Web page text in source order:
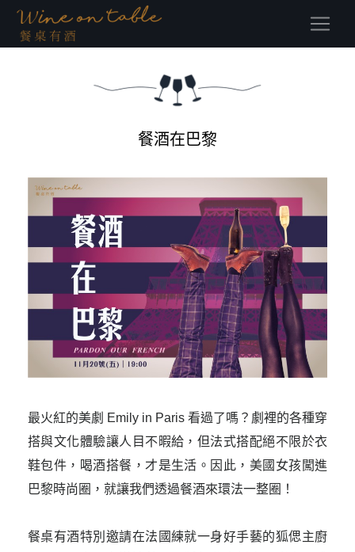
(current)
餐酒在巴黎
最火紅的美劇 Emily in Paris 看過了嗎？劇裡的各種穿
搭與文化體驗讓人目不暇給，但法式搭配絕不限於衣
鞋包件，喝酒搭餐，才是生活。因此，美國女孩闖進
巴黎時尚圈，就讓我們透過餐酒來環法一整圈！
餐桌有酒特別邀請在法國練就一身好手藝的狐偲主廚